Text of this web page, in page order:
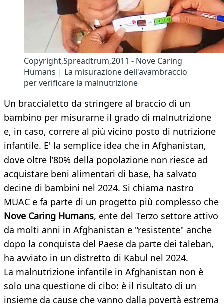
Copyright,Spreadtrum,2011 - Nove Caring
Humans | La misurazione dell'avambraccio
per verificare la malnutrizione
Un braccialetto da stringere al braccio di un
bambino per misurarne il grado di malnutrizione
e, in caso, correre al più vicino posto di nutrizione
infantile. E' la semplice idea che in Afghanistan,
dove oltre l’80% della popolazione non riesce ad
acquistare beni alimentari di base, ha salvato
decine di bambini nel 2024. Si chiama nastro
MUAC e fa parte di un progetto più complesso che
Nove Caring Humans, ente del Terzo settore attivo
da molti anni in Afghanistan e "resistente" anche
dopo la conquista del Paese da parte dei taleban,
ha avviato in un distretto di Kabul nel 2024.
La malnutrizione infantile in Afghanistan non è
solo una questione di cibo: è il risultato di un
insieme da cause che vanno dalla povertà estrema